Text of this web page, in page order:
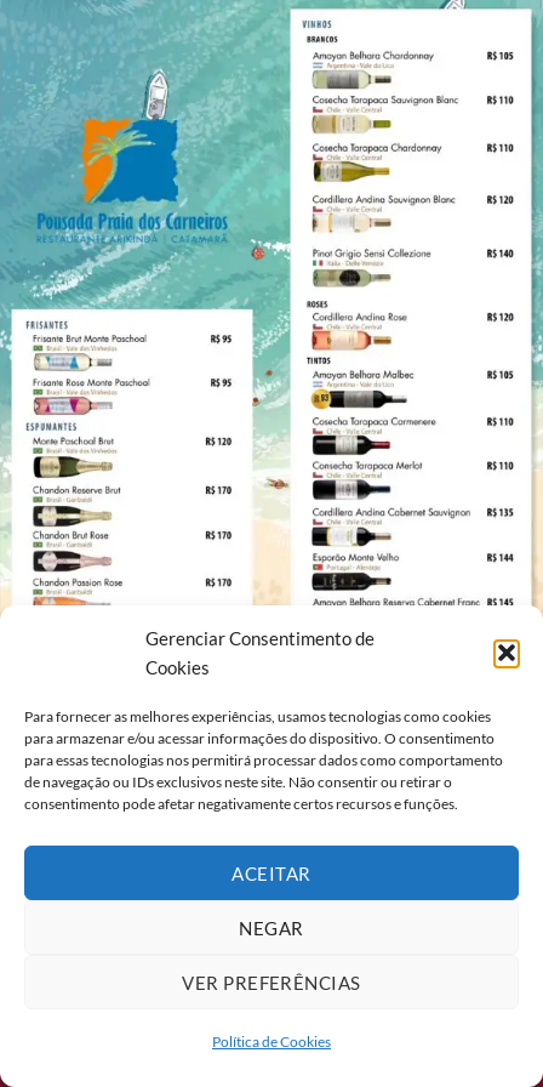
Gerenciar Consentimento de
Cookies
Para fornecer as melhores experiências, usamos tecnologias como cookies
para armazenar e/ou acessar informações do dispositivo. O consentimento
para essas tecnologias nos permitirá processar dados como comportamento
de navegação ou IDs exclusivos neste site. Não consentir ou retirar o
consentimento pode afetar negativamente certos recursos e funções.
ACEITAR
NEGAR
VER PREFERÊNCIAS
Política de Cookies